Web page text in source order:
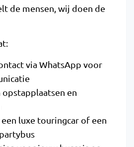
de mensen, wij doen de
via WhatsApp voor
opstapplaatsen en
een luxe touringcar of een